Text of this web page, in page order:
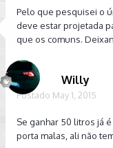
Pelo que pesquisei o
deve estar projetada
que os comuns.
Willy
Postado May 1, 2015
Se ganhar 50 litros já
porta malas, ali não